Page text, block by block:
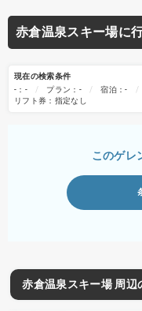
赤倉温泉スキー場に
現在の検索条件
-：-
プラン：- 宿泊：-
リフト券：指定なし
このゲレ
赤倉温泉スキー場 周辺